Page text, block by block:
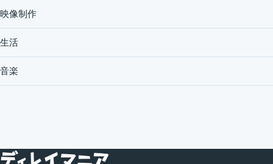
映像制作
生活
音楽